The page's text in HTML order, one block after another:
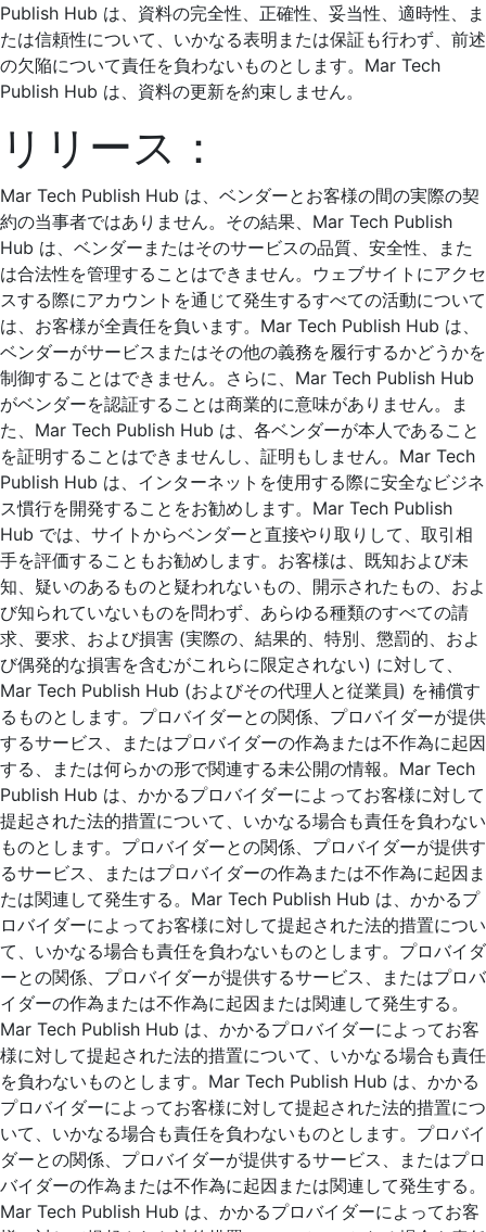
Publish Hub は、資料の完全性、正確性、妥当性、適時性、ま
たは信頼性について、いかなる表明または保証も行わず、前述
の欠陥について責任を負わないものとします。Mar Tech
Publish Hub は、資料の更新を約束しません。
リリース：
Mar Tech Publish Hub は、ベンダーとお客様の間の実際の契
約の当事者ではありません。その結果、Mar Tech Publish
Hub は、ベンダーまたはそのサービスの品質、安全性、また
は合法性を管理することはできません。ウェブサイトにアクセ
スする際にアカウントを通じて発生するすべての活動について
は、お客様が全責任を負います。Mar Tech Publish Hub は、
ベンダーがサービスまたはその他の義務を履行するかどうかを
制御することはできません。さらに、Mar Tech Publish Hub
がベンダーを認証することは商業的に意味がありません。ま
た、Mar Tech Publish Hub は、各ベンダーが本人であること
を証明することはできませんし、証明もしません。Mar Tech
Publish Hub は、インターネットを使用する際に安全なビジネ
ス慣行を開発することをお勧めします。Mar Tech Publish
Hub では、サイトからベンダーと直接やり取りして、取引相
手を評価することもお勧めします。お客様は、既知および未
知、疑いのあるものと疑われないもの、開示されたもの、およ
び知られていないものを問わず、あらゆる種類のすべての請
求、要求、および損害 (実際の、結果的、特別、懲罰的、およ
び偶発的な損害を含むがこれらに限定されない) に対して、
Mar Tech Publish Hub (およびその代理人と従業員) を補償す
るものとします。プロバイダーとの関係、プロバイダーが提供
するサービス、またはプロバイダーの作為または不作為に起因
する、または何らかの形で関連する未公開の情報。Mar Tech
Publish Hub は、かかるプロバイダーによってお客様に対して
提起された法的措置について、いかなる場合も責任を負わない
ものとします。プロバイダーとの関係、プロバイダーが提供す
るサービス、またはプロバイダーの作為または不作為に起因ま
たは関連して発生する。Mar Tech Publish Hub は、かかるプ
ロバイダーによってお客様に対して提起された法的措置につい
て、いかなる場合も責任を負わないものとします。プロバイダ
ーとの関係、プロバイダーが提供するサービス、またはプロバ
イダーの作為または不作為に起因または関連して発生する。
Mar Tech Publish Hub は、かかるプロバイダーによってお客
様に対して提起された法的措置について、いかなる場合も責任
を負わないものとします。Mar Tech Publish Hub は、かかる
プロバイダーによってお客様に対して提起された法的措置につ
いて、いかなる場合も責任を負わないものとします。プロバイ
ダーとの関係、プロバイダーが提供するサービス、またはプロ
バイダーの作為または不作為に起因または関連して発生する。
Mar Tech Publish Hub は、かかるプロバイダーによってお客